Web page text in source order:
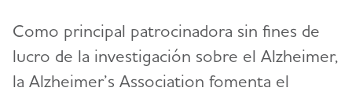
Como principal patrocinadora sin fines de
lucro de la investigación sobre el Alzheimer,
la Alzheimer’s Association fomenta el